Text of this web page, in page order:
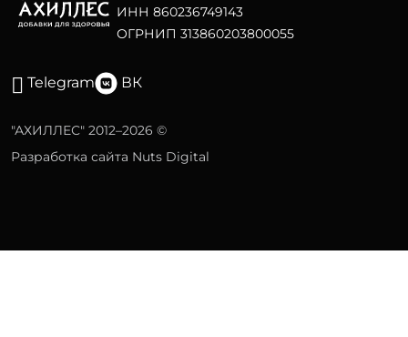
ИНН 860236749143
ОГРНИП 313860203800055
Telegram ВК
"АХИЛЛЕС" 2012–2026 ©
Разработка сайта Nuts Digital